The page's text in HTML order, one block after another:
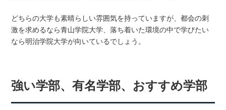
どちらの大学も素晴らしい雰囲気を持っていますが、都会の刺
激を求めるなら青山学院大学、落ち着いた環境の中で学びたい
なら明治学院大学が向いているでしょう。
強い学部、有名学部、おすすめ学部